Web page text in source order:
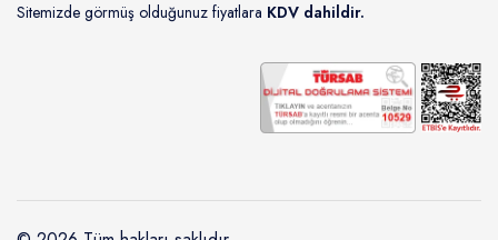
Sitemizde görmüş olduğunuz fiyatlara KDV dahildir.